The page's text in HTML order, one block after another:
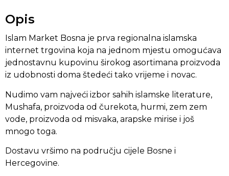
Opis
Islam Market Bosna je prva regionalna islamska
internet trgovina koja na jednom mjestu omogućava
jednostavnu kupovinu širokog asortimana proizvoda
iz udobnosti doma štedeći tako vrijeme i novac.
Nudimo vam najveći izbor sahih islamske literature,
Mushafa, proizvoda od čurekota, hurmi, zem zem
vode, proizvoda od misvaka, arapske mirise i još
mnogo toga.
Dostavu vršimo na području cijele Bosne i
Hercegovine.